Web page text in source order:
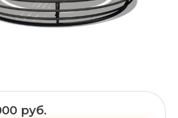
руб.